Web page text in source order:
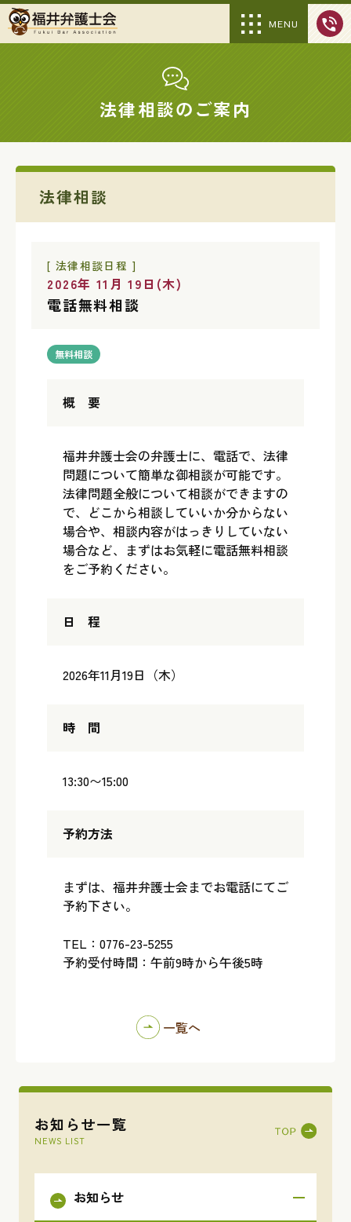
MENU
法律相談のご案内
お知らせ一覧
NEWS LIST
お知らせ
法律相談
[ 法律相談日程 ]
2026年 11月 19日(木)
電話無料相談
無料相談
概 要
福井弁護士会の弁護士に、電話で、法律
問題について簡単な御相談が可能です。
法律問題全般について相談ができますの
で、どこから相談していいか分からない
場合や、相談内容がはっきりしていない
場合など、まずはお気軽に電話無料相談
をご予約ください。
日 程
2026年11月19日（木）
時 間
13:30〜15:00
予約方法
まずは、福井弁護士会までお電話にてご
予約下さい。
TEL：0776-23-5255
予約受付時間：午前9時から午後5時
一覧へ